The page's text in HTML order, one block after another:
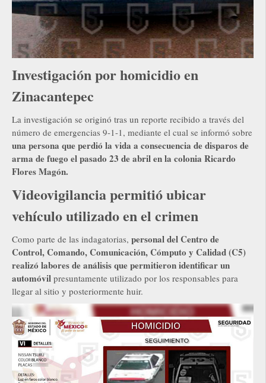
Investigación por homicidio en
Zinacantepec
La investigación se originó tras un reporte recibido a través del
número de emergencias 9-1-1, mediante el cual se informó sobre
una persona que perdió la vida a consecuencia de disparos de
arma de fuego el pasado 23 de abril en la colonia Ricardo
Flores Magón.
Videovigilancia permitió ubicar
vehículo utilizado en el crimen
Como parte de las indagatorias, personal del Centro de
Control, Comando, Comunicación, Cómputo y Calidad (C5)
realizó labores de análisis que permitieron identificar un
automóvil presuntamente utilizado por los responsables para
llegar al sitio y posteriormente huir.